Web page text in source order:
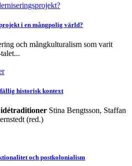
i en mångpolig värld?
och mångkulturalism som varit
historisk kontext
idétraditioner Stina Bengtsson, Staffan
(red.)
och postkolonialism